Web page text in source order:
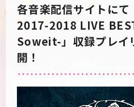
Artist
Game
Schedule
各音楽配信サイトに
2017-2018 LIVE
Soweit-」収録プレイ
開！